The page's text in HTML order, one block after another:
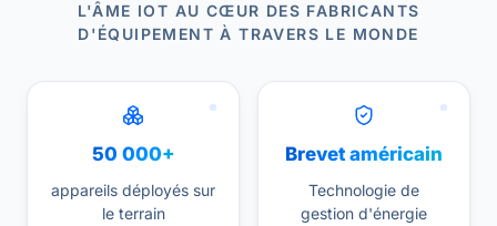
L'ÂME IOT AU CŒUR DES FABRICANTS
D'ÉQUIPEMENT À TRAVERS LE MONDE
50 000+
appareils déployés sur
le terrain
Brevet américain
Technologie de
gestion d'énergie